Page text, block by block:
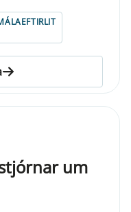
um